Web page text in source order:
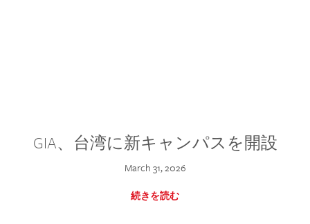
GIA、台湾に新キャンパスを開設
March 31, 2026
続きを読む